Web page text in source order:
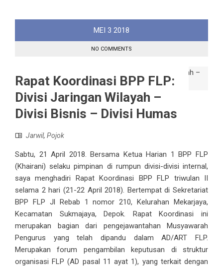
MEI 3 2018
NO COMMENTS
Rapat Koordinasi BPP FLP:
Divisi Jaringan Wilayah –
Divisi Bisnis – Divisi Humas
Jarwil, Pojok
Sabtu, 21 April 2018. Bersama Ketua Harian 1 BPP FLP
(Khairani) selaku pimpinan di rumpun divisi-divisi internal,
saya menghadiri Rapat Koordinasi BPP FLP triwulan II
selama 2 hari (21-22 April 2018). Bertempat di Sekretariat
BPP FLP Jl Rebab 1 nomor 210, Kelurahan Mekarjaya,
Kecamatan Sukmajaya, Depok. Rapat Koordinasi ini
merupakan bagian dari pengejawantahan Musyawarah
Pengurus yang telah dipandu dalam AD/ART FLP.
Merupakan forum pengambilan keputusan di struktur
organisasi FLP (AD pasal 11 ayat 1), yang terkait dengan